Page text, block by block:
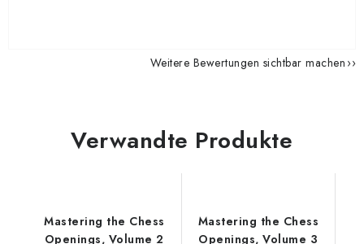
Weitere Bewertungen sichtbar machen
Verwandte Produkte
Mastering the Chess
Openings, Volume 2
Mastering the Chess
Openings, Volume 3